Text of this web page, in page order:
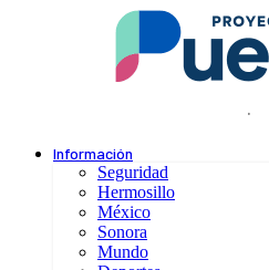
.
Información
Seguridad
Hermosillo
México
Sonora
Mundo